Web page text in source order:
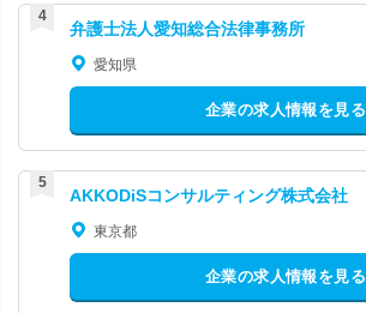
弁護士法人愛知総合法律事務所
愛知県
企業の求人情報を見る
AKKODiSコンサルティング株式会社
東京都
企業の求人情報を見る